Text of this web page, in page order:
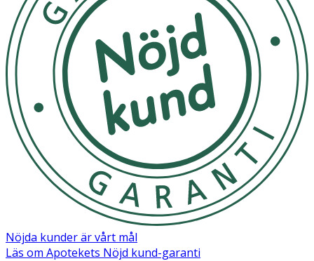
Nöjda kunder är vårt mål
Läs om Apotekets Nöjd kund-garanti